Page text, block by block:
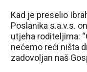
Kad je preselio
Poslanika s.a.v.s.
utjeha roditeljima:
nećemo reći ništa
zadovoljan naš